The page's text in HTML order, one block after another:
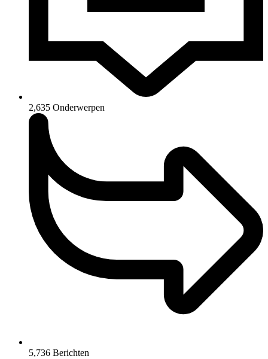
2,635 Onderwerpen
5,736 Berichten